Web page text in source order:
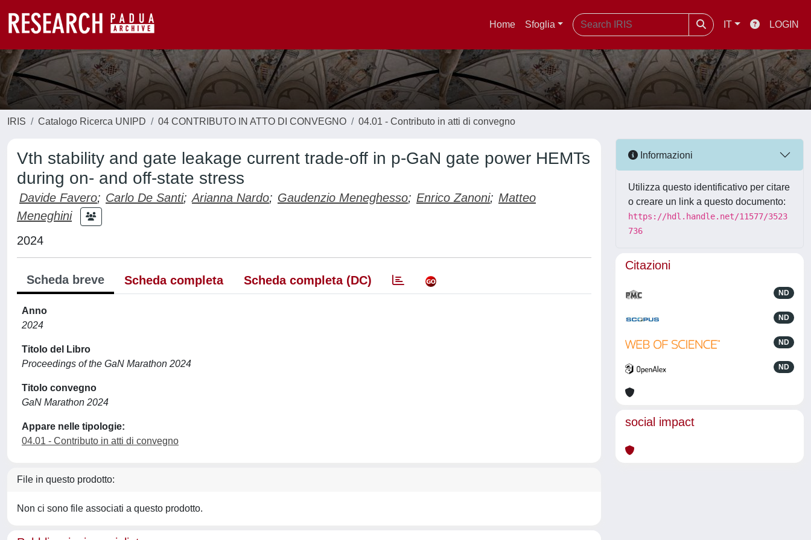
Home Sfoglia IT LOGIN
IRIS Catalogo Ricerca UNIPD 04 CONTRIBUTO IN ATTO DI CONVEGNO 04.01 - Contributo in atti di convegno
Vth stability and gate leakage current trade-off in p-GaN gate power HEMTs
during on- and off-state stress
Davide Favero; Carlo De Santi; Arianna Nardo; Gaudenzio Meneghesso; Enrico Zanoni; Matteo
Meneghini
2024
Scheda breve Scheda completa Scheda completa (DC)
Anno
2024
Titolo del Libro
Proceedings of the GaN Marathon 2024
Titolo convegno
GaN Marathon 2024
Appare nelle tipologie:
04.01 - Contributo in atti di convegno
File in questo prodotto:
Non ci sono file associati a questo prodotto.
Informazioni
Utilizza questo identificativo per citare
o creare un link a questo documento:
https://hdl.handle.net/11577/3523
736
Citazioni
ND
ND
ND
ND
social impact